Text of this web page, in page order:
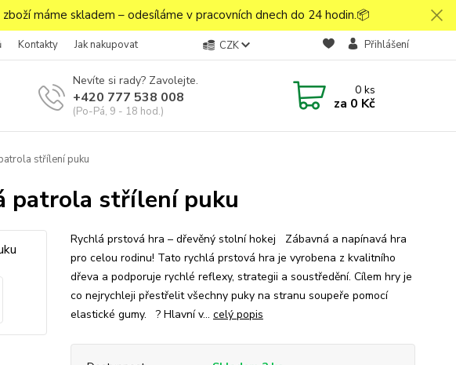
máme skladem – odesíláme v pracovních dnech do 24 hodin.📦
Kontakty Jak nakupovat CZK Přihlášení
Nevíte si rady? Zavolejte.
+420 777 538 008
(Po-Pá, 9 - 18 hod.)
0ks
za 0 Kč
střílení puku
patrola střílení puku
Rychlá prstová hra – dřevěný stolní hokej Zábavná a napínavá hra
pro celou rodinu! Tato rychlá prstová hra je vyrobena z kvalitního
dřeva a podporuje rychlé reflexy, strategii a soustředění. Cílem hry je
co nejrychleji přestřelit všechny puky na stranu soupeře pomocí
elastické gumy. ? Hlavní v... celý popis